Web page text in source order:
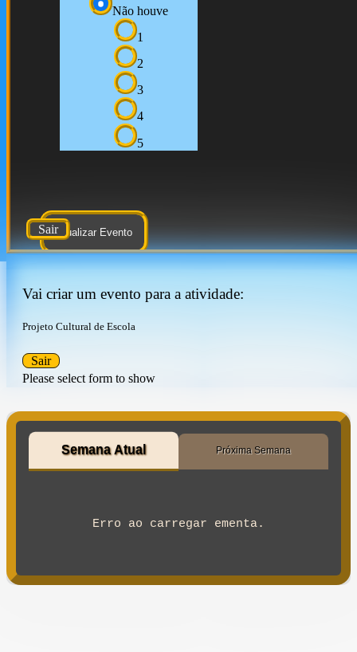
Não houve
1
2
3
4
5
Atualizar Evento
Sair
Vai criar um evento para a atividade:
Projeto Cultural de Escola
Please select form to show
Sair
Semana Atual Próxima Semana
Erro ao carregar ementa.